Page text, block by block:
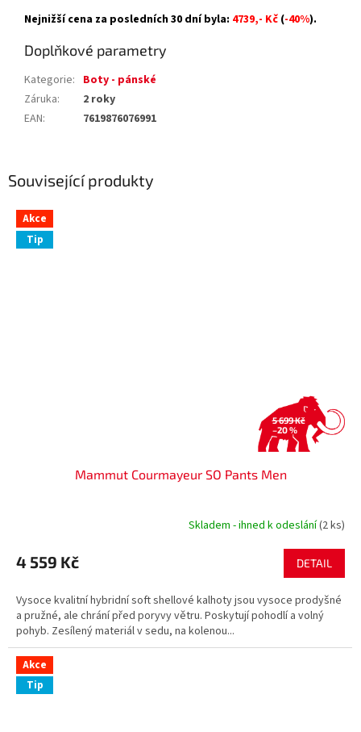
Související produkty
Akce
Tip
5 699 Kč
–20 %
Mammut Courmayeur SO Pants Men
Skladem - ihned k odeslání(2 ks)
4 559 Kč DETAIL
Vysoce kvalitní hybridní soft shellové kalhoty jsou vysoce prodyšné
a pružné, ale chrání před poryvy větru. Poskytují pohodlí a volný
pohyb. Zesílený materiál v sedu, na kolenou...
Akce
Tip
Nejnižší cena za posledních 30 dní byla: 4739,- Kč (-40%).
Doplňkové parametry
Kategorie: Boty - pánské
Záruka:
2 roky
EAN: 7619876076991